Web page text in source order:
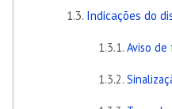
Indicações do
Aviso